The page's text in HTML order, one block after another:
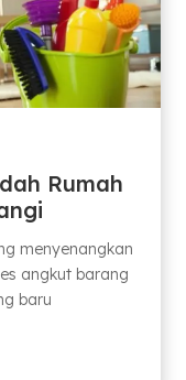
Rumah
menyenangkan
angkut barang
baru